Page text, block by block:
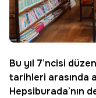
Bu yıl 7’ncisi
tarihleri arasında
Hepsiburada’nın